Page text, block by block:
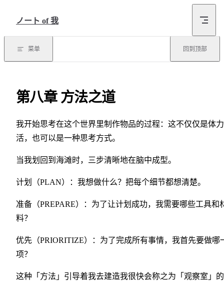
ノート of 我
菜单 回到顶部
第八章 方法之道
我开始思考在这个世界里制作物品的过程：这不仅仅是体力
活，也可以是一种思考方式。
当我划回到海滩时，三步清晰地在脑中成型。
计划（PLAN）：我想做什么？把每个细节都想清楚。
准备（PREPARE）：为了让计划成功，我需要哪些工具和
料？
优先（PRIORITIZE）：为了完成所有事情，我首先要做哪
项？
这种「方法」引导着我去建造我很快会称之为「观察室」